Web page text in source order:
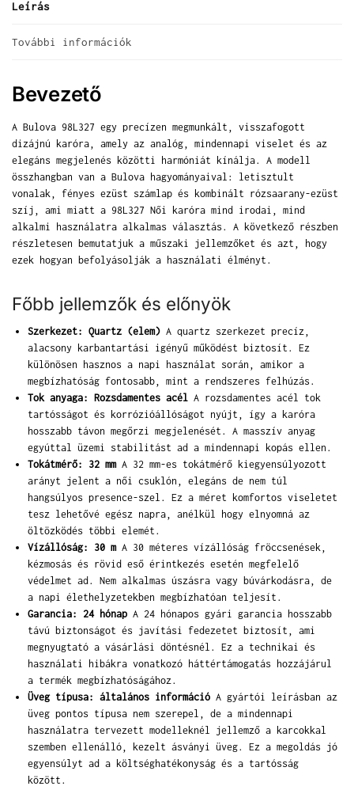
Leírás
További információk
Bevezető
A Bulova 98L327 egy precízen megmunkált, visszafogott
dizájnú karóra, amely az analóg, mindennapi viselet és az
elegáns megjelenés közötti harmóniát kínálja. A modell
összhangban van a Bulova hagyományaival: letisztult
vonalak, fényes ezüst számlap és kombinált rózsaarany-ezüst
szíj, ami miatt a 98L327 Női karóra mind irodai, mind
alkalmi használatra alkalmas választás. A következő részben
részletesen bemutatjuk a műszaki jellemzőket és azt, hogy
ezek hogyan befolyásolják a használati élményt.
Főbb jellemzők és előnyök
Szerkezet: Quartz (elem) A quartz szerkezet precíz,
alacsony karbantartási igényű működést biztosít. Ez
különösen hasznos a napi használat során, amikor a
megbízhatóság fontosabb, mint a rendszeres felhúzás.
Tok anyaga: Rozsdamentes acél A rozsdamentes acél tok
tartósságot és korrózióállóságot nyújt, így a karóra
hosszabb távon megőrzi megjelenését. A masszív anyag
egyúttal üzemi stabilitást ad a mindennapi kopás ellen.
Tokátmérő: 32 mmA 32 mm-es tokátmérő kiegyensúlyozott
arányt jelent a női csuklón, elegáns de nem túl
hangsúlyos presence-szel. Ez a méret komfortos viseletet
tesz lehetővé egész napra, anélkül hogy elnyomná az
öltözködés többi elemét.
Vízállóság: 30 mA 30 méteres vízállóság fröccsenések,
kézmosás és rövid eső érintkezés esetén megfelelő
védelmet ad. Nem alkalmas úszásra vagy búvárkodásra, de
a napi élethelyzetekben megbízhatóan teljesít.
Garancia: 24 hónap A 24 hónapos gyári garancia hosszabb
távú biztonságot és javítási fedezetet biztosít, ami
megnyugtató a vásárlási döntésnél. Ez a technikai és
használati hibákra vonatkozó háttértámogatás hozzájárul
a termék megbízhatóságához.
Üveg típusa: általános információ A gyártói leírásban az
üveg pontos típusa nem szerepel, de a mindennapi
használatra tervezett modelleknél jellemző a karcokkal
szemben ellenálló, kezelt ásványi üveg. Ez a megoldás jó
egyensúlyt ad a költséghatékonyság és a tartósság
között.